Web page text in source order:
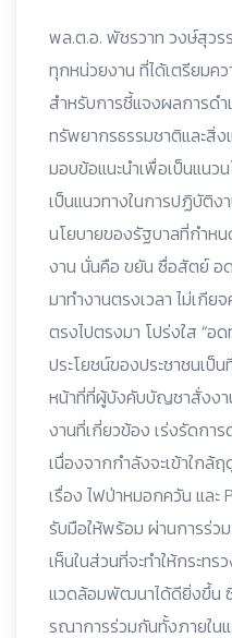
พล.ต.อ. พัชรวาท วงษ์สุว
ทุกหน่วยงาน ที่ได้เตรียมค
สำหรับการชี้แจงผลการดำ
ทรัพยากรธรรมชาติและสิ่
มอบข้อแนะนำเพื่อเป็นแนว
เป็นแนวทางในการปฏิบัติง
นโยบายของรัฐบาลที่กำห
งาน นั่นคือ ขยัน ซื่อสัตย์ อ
มาทำงานตรงเวลา ไม่เกีย
ตรงไปตรงมา โปร่งใส “อ
ประโยชน์ของประชาชนเป็
หน้าที่ที่ผู้บังคับบัญชาสั่งง
งานที่เกี่ยวข้อง เร่งรัดกา
เนื่องจากกำลังจะเข้าใกล้
เรื่อง ไฟป่าหมอกควัน และ
รับมือให้พร้อม ผ่านการร่ว
เห็นในส่วนที่จะทำให้กระท
แวดล้อมพัฒนาได้ดียิ่งขึ้น
รณาการร่วมกันทั้งภายใน